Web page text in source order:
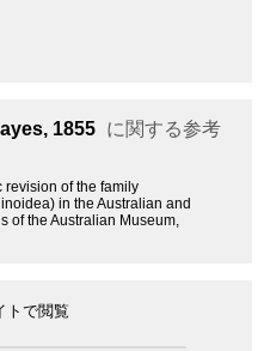
1855 に関する参考
revision of the family
in the Australian and
of the Australian Museum,
トで閲覧